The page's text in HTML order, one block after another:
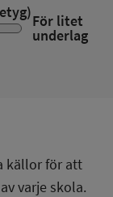
För litet
underlag
källor för att
varje skola.